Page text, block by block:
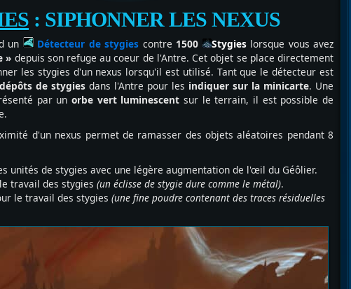
: SIPHONNER LES NEXUS
un Détecteur de stygies contre 1500 Stygieslorsque vous avez
» depuis son refuge au coeur de l'Antre. Cet objet se place directement
les stygies d'un nexus lorsqu'il est utilisé. Tant que le détecteur est
de stygies dans l'Antre pour les indiquer sur la minicarte. Une
par unorbe vert luminescent sur le terrain, il est possible de
d'un nexus permet de ramasser des objets aléatoires pendant 8
unités de stygies avec une légère augmentation de l'œil du Géôlier.
travail des stygies (un éclisse de stygie dure comme le métal).
le travail des stygies (une fine poudre contenant des traces résiduelles